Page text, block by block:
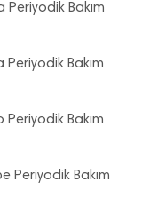
Periyodik Bakım
Periyodik Bakım
Periyodik Bakım
Periyodik Bakım